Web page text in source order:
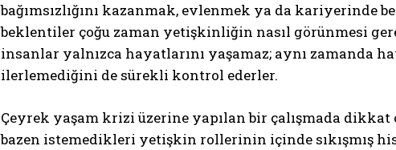
bağımsızlığını kazanmak, evlenmek ya da
beklentiler çoğu zaman yetişkinliğin nasıl görünmesi
insanlar yalnızca hayatlarını yaşamaz; aynı zamanda
ilerlemediğini de sürekli kontrol ederler.
Çeyrek yaşam krizi üzerine yapılan bir çalışmada
bazen istemedikleri yetişkin rollerinin içinde sıkışmış